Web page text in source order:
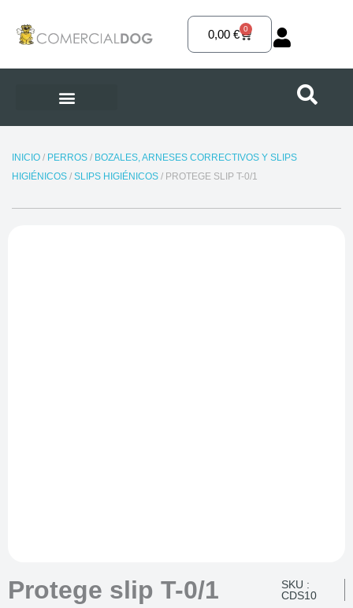
contenido
0,00€ 0
Carrito
INICIO/ PERROS/ BOZALES, ARNESES CORRECTIVOS Y SLIPS
HIGIÉNICOS/ SLIPS HIGIÉNICOS/ PROTEGE SLIP T-0/1
Protege slip T-0/1
SKU :
CDS10